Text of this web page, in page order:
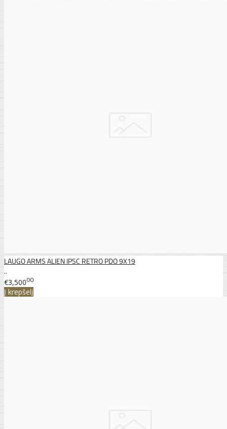
LAUGO ARMS ALIEN IPSC RETRO PDO 9X19
..
€3,50000
Į krepšelį